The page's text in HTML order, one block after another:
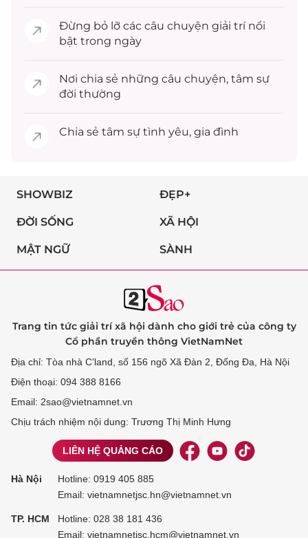
Đừng bỏ lỡ các câu chuyện giải trínổi
bật trong ngày
Nơi chia sẻ những câu chuyện, tâm sự
đời thường
Chia sẻ tâm sự tình yêu, gia đình
SHOWBIZ ĐẸP+
ĐỜI SỐNG XÃ HỘI
MẬT NGỮ SÀNH
Trang tin tức giải trí xã hội dành cho giới trẻ của công ty
Cổ phần truyền thông VietNamNet
Địa chỉ: Tòa nhà C’land, số 156 ngõ Xã Đàn 2, Đống Đa, Hà Nội
Điện thoại: 094 388 8166
Email: 2sao@vietnamnet.vn
Chịu trách nhiệm nội dung: Trương Thị Minh Hưng
LIÊN HỆ QUẢNG CÁO
Hà Nội Hotline: 0919 405 885
Email: vietnamnetjsc.hn@vietnamnet.vn
TP. HCM Hotline: 028 38 181 436
Email: vietnamnetjsc.hcm@vietnamnet.vn